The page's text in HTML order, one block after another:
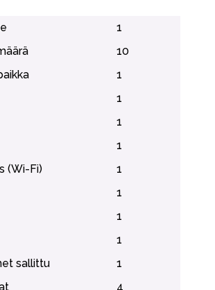
1
10
1
1
1
1
(Wi-Fi)
1
1
1
1
sallittu
1
4